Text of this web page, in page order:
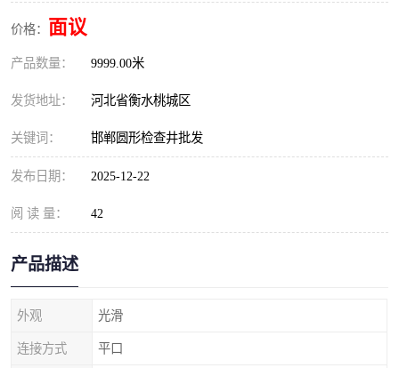
价格： 面议
产品数量： 9999.00米
发货地址： 河北省衡水桃城区
关键词： 邯郸圆形检查井批发
发布日期： 2025-12-22
阅 读 量： 42
产品描述
外观 光滑
连接方式 平口